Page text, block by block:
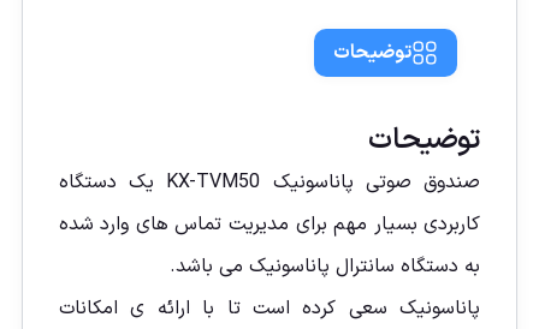
توضیحات
توضیحات
صندوق صوتی پاناسونیک KX-TVM50 یک دستگاه
کاربردی بسیار مهم برای مدیریت تماس های وارد شده
به دستگاه سانترال پاناسونیک می باشد.
پاناسونیک سعی کرده است تا با ارائه ی امکانات